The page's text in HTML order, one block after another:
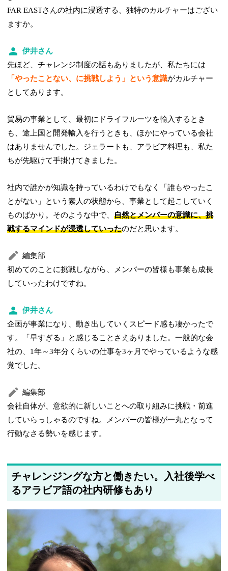
FAR EASTさんの社内に浸透する、独特のカルチャーはござい
ますか。
伊井さん
先ほど、チャレンジ制度の話もありましたが、私たちには
「やったことない、に挑戦しよう」という意識がカルチャー
としてあります。
貿易の事業として、最初にドライフルーツを輸入するとき
も、途上国と開発輸入を行うときも、ほかにやっている会社
はありませんでした。ジェラートも、アラビア料理も、私た
ちが先駆けて手掛けてきました。
社内で誰かが知識を持っているわけでもなく「誰もやったこ
とがない」という素人の状態から、事業として起こしていく
ものばかり。そのような中で、自然とメンバーの意識に、挑
戦するマインドが浸透していったのだと思います。
編集部
初めてのことに挑戦しながら、メンバーの皆様も事業も成長
していったわけですね。
伊井さん
企画が事業になり、動き出していくスピード感も凄かったで
す。「早すぎる」と感じることさえありました。一般的な会
社の、1年～3年分くらいの仕事を3ヶ月でやっているような感
覚でした。
編集部
会社自体が、意欲的に新しいことへの取り組みに挑戦・前進
していらっしゃるのですね。メンバーの皆様が一丸となって
行動なさる勢いを感じます。
チャレンジングな方と働きたい。入社後学べ
るアラビア語の社内研修もあり